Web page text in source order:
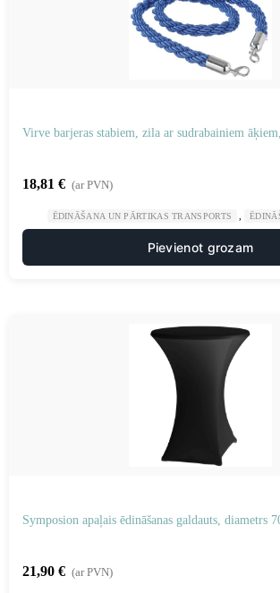
Virve barjeras stabiem, zila ar sudrabainiem
18,81 € (ar PVN)
ĒDINĀŠANA UN PĀRTIKAS TRANSPORTS
Pievienot grozam
Symposion apaļais ēdināšanas galdauts, diametrs
21,90 € (ar PVN)